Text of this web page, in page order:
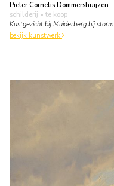
Pieter Cornelis Dommershuijzen
schilderij • te koop
Kustgezicht bij Muiderberg bij storm
bekijk kunstwerk